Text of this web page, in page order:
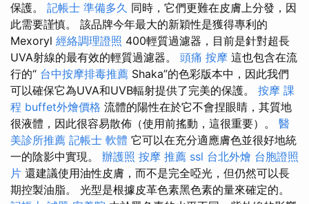
保護。 記帳士 準備多久 同時，它們更難在皮膚上分發，因
此需要謹慎。 該品牌今年最大的新穎性是獲得專利的
Mexoryl 經絡調理證照 400輕質過濾器，目前是針對超長
UVA射線的最有效的輕質過濾器。 頭痛 按摩 這也包含在流
行的“ 台中按摩排毒推薦 Shaka”的色彩版本中，因此我們
可以確保它為UVA和UVB輻射提供了完美的保護。 按摩 課
程 buffet外燴價格 流體的陽性在於它不會捏眼睛，其質地
很液體，因此很容易散佈（使用前搖動，這很重要）。 醫
美診所推薦 記帳士 軟體 它可以在充分適應膚色並很好地統
一的陰影中實現。 辦護照 按摩 推薦 ssl 台北外燴 台胞證照
片 還建議使用油性皮膚，而不是完全啞光，但仍然可以長
期控製油脂。 光型是根據皮革色素黑色素的量來確定的。